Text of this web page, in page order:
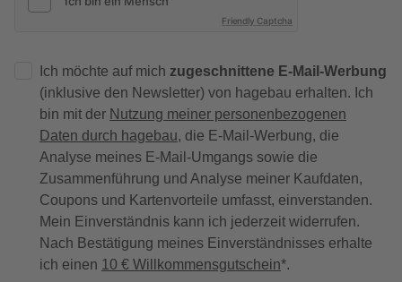
Friendly Captcha
Ich möchte auf mich zugeschnittene E-Mail-Werbung
(inklusive den Newsletter) von hagebau erhalten. Ich
bin mit der Nutzung meiner personenbezogenen
Daten durch hagebau, die E-Mail-Werbung, die
Analyse meines E-Mail-Umgangs sowie die
Zusammenführung und Analyse meiner Kaufdaten,
Coupons und Kartenvorteile umfasst, einverstanden.
Mein Einverständnis kann ich jederzeit widerrufen.
Nach Bestätigung meines Einverständnisses erhalte
ich einen 10 € Willkommensgutschein*.